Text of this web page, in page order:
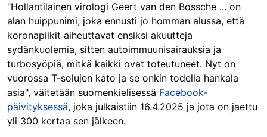
"Hollantilainen virologi Geert van den Bossche ... on
alan huippunimi, joka ennusti jo homman alussa, että
koronapiikit aiheuttavat ensiksi akuutteja
sydänkuolemia, sitten autoimmuunisairauksia ja
turbosyöpiä, mitkä kaikki ovat toteutuneet. Nyt on
vuorossa T-solujen kato ja se onkin todella hankala
asia", väitetään suomenkielisessä Facebook-
päivityksessä, joka julkaistiin 16.4.2025 ja jota on jaettu
yli 300 kertaa sen jälkeen.